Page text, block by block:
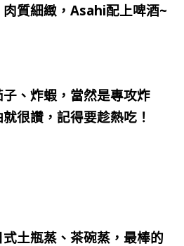
質細緻，Asahi配上啤酒~
、炸蝦，當然是專攻炸
很讚，記得要趁熱吃！
土瓶蒸、茶碗蒸，最棒的